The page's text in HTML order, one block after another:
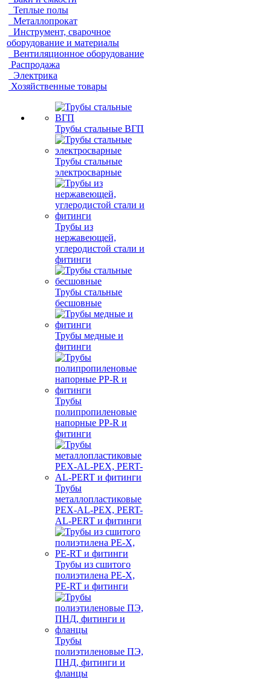
Теплые полы
Металлопрокат
Инструмент, сварочное
оборудование и материалы
Вентиляционное оборудование
Распродажа
Электрика
Хозяйственные товары
Трубы стальные ВГП
Трубы стальные
электросварные
Трубы из
нержавеющей,
углеродистой стали и
фитинги
Трубы стальные
бесшовные
Трубы медные и
фитинги
Трубы
полипропиленовые
напорные PP-R и
фитинги
Трубы
металлопластиковые
PEX-AL-PEX, PERT-
AL-PERT и фитинги
Трубы из сшитого
полиэтилена PE-X,
PE-RT и фитинги
Трубы
полиэтиленовые ПЭ,
ПНД, фитинги и
фланцы